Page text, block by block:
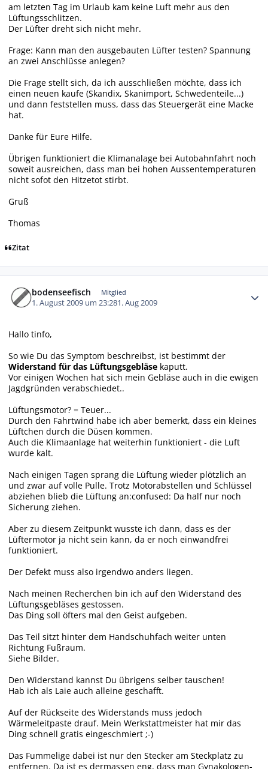
am letzten Tag im Urlaub kam keine Luft mehr aus den
Lüftungsschlitzen.
Der Lüfter dreht sich nicht mehr.
Frage: Kann man den ausgebauten Lüfter testen? Spannung
an zwei Anschlüsse anlegen?
Die Frage stellt sich, da ich ausschließen möchte, dass ich
einen neuen kaufe (Skandix, Skanimport, Schwedenteile...)
und dann feststellen muss, dass das Steuergerät eine Macke
hat.
Danke für Eure Hilfe.
Übrigen funktioniert die Klimanalage bei Autobahnfahrt noch
soweit ausreichen, dass man bei hohen Aussentemperaturen
nicht sofot den Hitzetot stirbt.
Gruß
Thomas
Zitat
bodenseefisch Mitglied
1. August 2009 um 23:281. Aug 2009
Hallo tinfo,
So wie Du das Symptom beschreibst, ist bestimmt der
Widerstand für das Lüftungsgebläse kaputt.
Vor einigen Wochen hat sich mein Gebläse auch in die ewigen
Jagdgründen verabschiedet..
Lüftungsmotor? = Teuer...
Durch den Fahrtwind habe ich aber bemerkt, dass ein kleines
Lüftchen durch die Düsen kommen.
Auch die Klimaanlage hat weiterhin funktioniert - die Luft
wurde kalt.
Nach einigen Tagen sprang die Lüftung wieder plötzlich an
und zwar auf volle Pulle. Trotz Motorabstellen und Schlüssel
abziehen blieb die Lüftung an:confused: Da half nur noch
Sicherung ziehen.
Aber zu diesem Zeitpunkt wusste ich dann, dass es der
Lüftermotor ja nicht sein kann, da er noch einwandfrei
funktioniert.
Der Defekt muss also irgendwo anders liegen.
Nach meinen Recherchen bin ich auf den Widerstand des
Lüftungsgebläses gestossen.
Das Ding soll öfters mal den Geist aufgeben.
Das Teil sitzt hinter dem Handschuhfach weiter unten
Richtung Fußraum.
Siehe Bilder.
Den Widerstand kannst Du übrigens selber tauschen!
Hab ich als Laie auch alleine geschafft.
Auf der Rückseite des Widerstands muss jedoch
Wärmeleitpaste drauf. Mein Werkstattmeister hat mir das
Ding schnell gratis eingeschmiert ;-)
Das Fummelige dabei ist nur den Stecker am Steckplatz zu
entfernen. Da ist es dermassen eng, dass man Gynakologen-